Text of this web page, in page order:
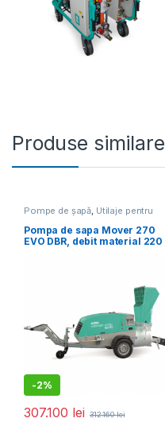
Produse similare
Pompe de șapă Utilaje pentru
construcții
Pompa de sapa Mover 270
EVO DBR, debit material 220
-2%
307.100 lei 312.160lei